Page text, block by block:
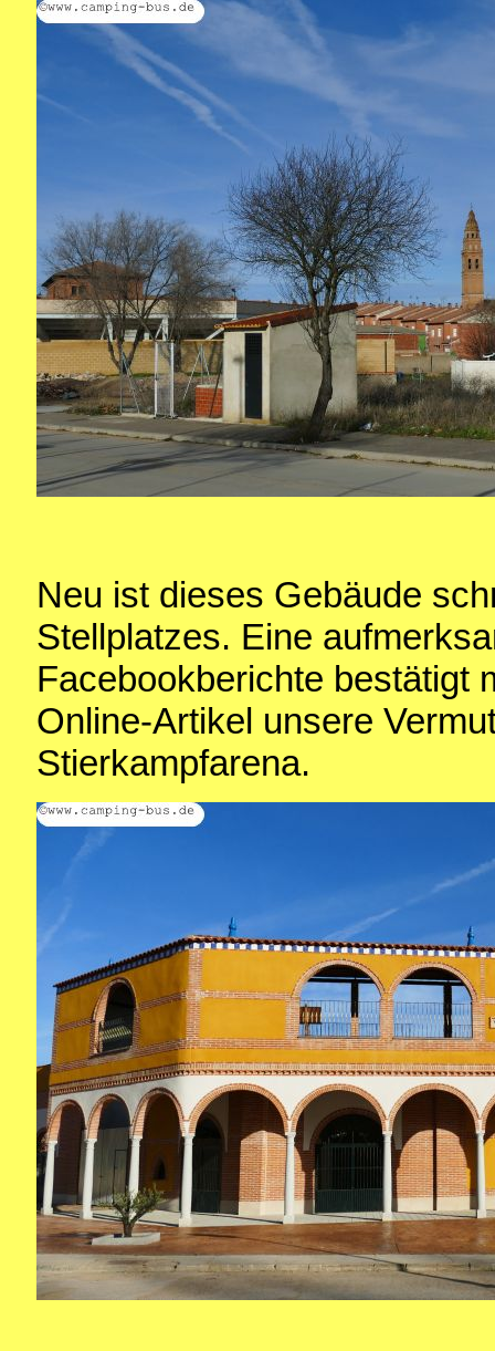
Neu ist dieses Gebäude
Stellplatzes. Eine
Facebookberichte bestätigt
Online-Artikel unsere
Stierkampfarena.